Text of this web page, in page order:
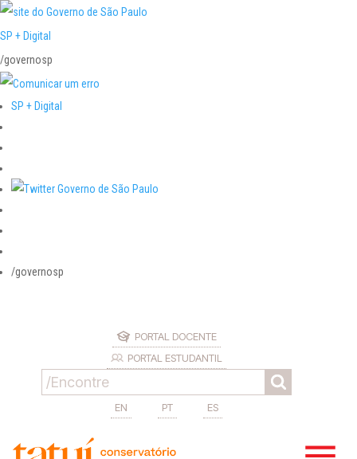
SP + Digital
/governosp
SP + Digital
/governosp
PORTAL DOCENTE
PORTAL ESTUDANTIL
EN PT ES